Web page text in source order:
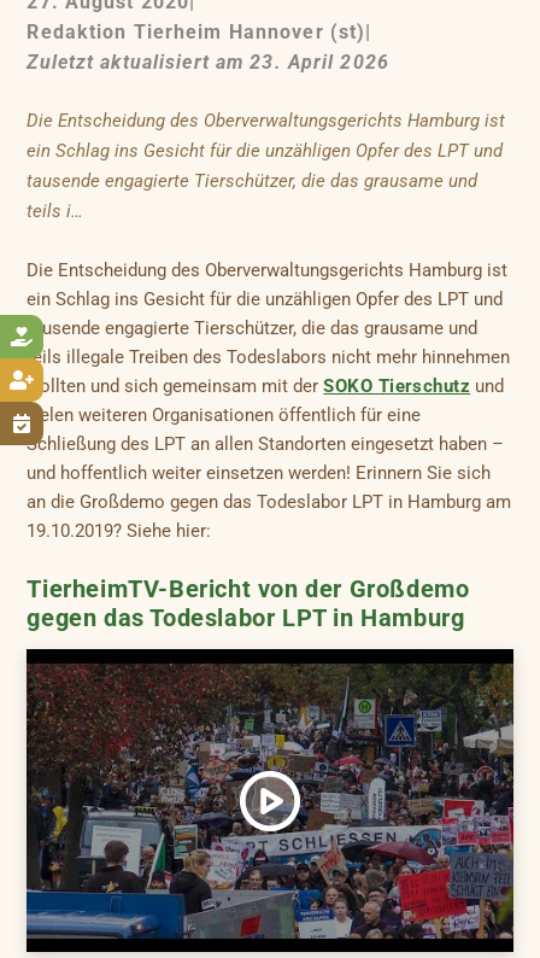



Redaktion Tierheim Hannover (st)
Zuletzt aktualisiert am 23. April 2026
Die Entscheidung des Oberverwaltungsgerichts Hamburg ist
ein Schlag ins Gesicht für die unzähligen Opfer des LPT und
tausende engagierte Tierschützer, die das grausame und
teils i…
Die Entscheidung des Oberverwaltungsgerichts Hamburg ist
ein Schlag ins Gesicht für die unzähligen Opfer des LPT und
tausende engagierte Tierschützer, die das grausame und
teils illegale Treiben des Todeslabors nicht mehr hinnehmen
wollten und sich gemeinsam mit derSOKO Tierschutz und
vielen weiteren Organisationen öffentlich für eine
Schließung des LPT an allen Standorten eingesetzt haben –
und hoffentlich weiter einsetzen werden! Erinnern Sie sich
an die Großdemo gegen das Todeslabor LPT in Hamburg am
19.10.2019? Siehe hier:
TierheimTV-Bericht von der Großdemo
gegen das Todeslabor LPT in Hamburg